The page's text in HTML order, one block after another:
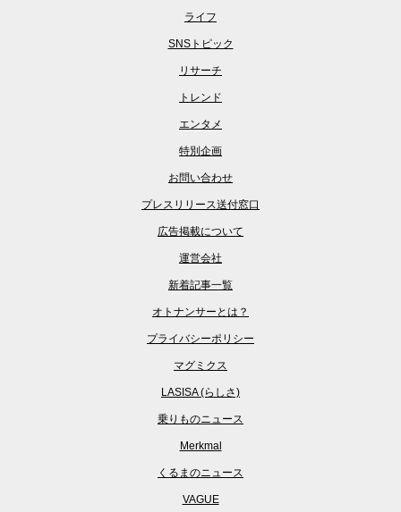
ライフ
SNSトピック
リサーチ
トレンド
エンタメ
特別企画
お問い合わせ
プレスリリース送付窓口
広告掲載について
運営会社
新着記事一覧
オトナンサーとは？
プライバシーポリシー
マグミクス
LASISA (らしさ)
乗りものニュース
Merkmal
くるまのニュース
VAGUE